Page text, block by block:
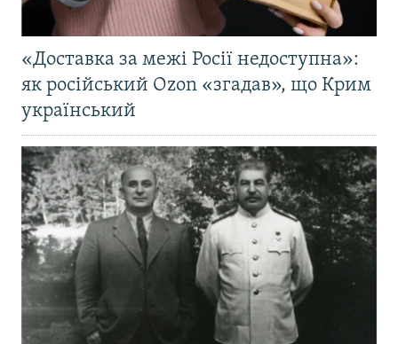
«Доставка за межі Росії недоступна»:
як російський Ozon «згадав», що Крим
український